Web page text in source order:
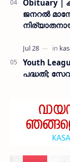
Obituary
ജനറൽ
Youth
പദ്ധതി;